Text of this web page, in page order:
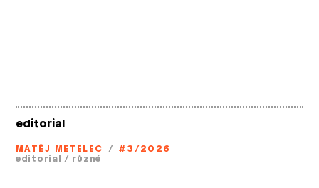
editorial
MATĚJ METELEC / #3/2026
editorial / různé